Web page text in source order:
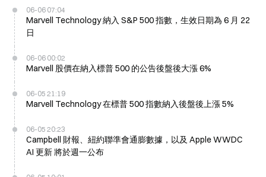
06-06 07:04
Marvell Technology 納入 S&P 500 指數，生效日期為 6 月 22
日
06-06 00:02
Marvell 股價在納入標普 500 的公告後盤後大漲 6%
06-05 21:19
Marvell Technology 在標普 500 指數納入後盤後上漲 5%
06-05 20:23
Campbell 財報、紐約聯準會通膨數據，以及 Apple WWDC
AI 更新 將於週一公布